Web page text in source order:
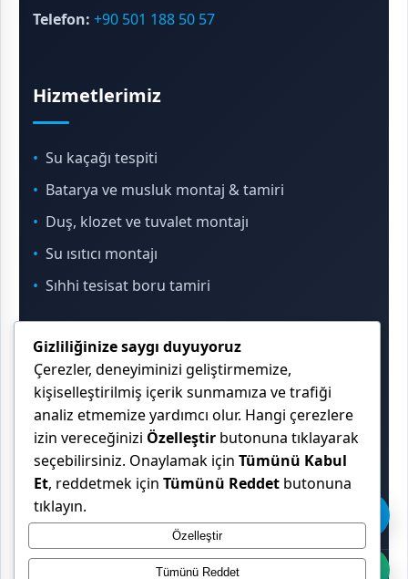
Telefon: +90 501 188 50 57
Hizmetlerimiz
Su kaçağı tespiti
Batarya ve musluk montaj & tamiri
Duş, klozet ve tuvalet montajı
Su ısıtıcı montajı
Sıhhi tesisat boru tamiri
İletişim & Konum
Çekmeköy, Sancaktepe, Ümraniye ve İstanbul
Anadolu Yakası genelinde hizmet veriyoruz.
Gizliliğinize saygı duyuyoruz
Çerezler, deneyiminizi geliştirmemize,
kişiselleştirilmiş içerik sunmamıza ve trafiği
analiz etmemize yardımcı olur. Hangi çerezlere
izin vereceğinizi Özelleştir butonuna tıklayarak
seçebilirsiniz. Onaylamak için Tümünü Kabul
Et, reddetmek için Tümünü Reddet butonuna
tıklayın.
Özelleştir
Tümünü Reddet